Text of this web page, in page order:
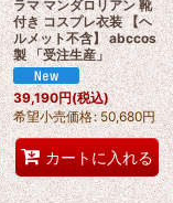
ラマ マンダロリアン 靴
付き コスプレ衣装 【ヘ
ルメット不含】 abccos
製 「受注生産」
39,190円(税込)
希望小売価格: 50,680円
カートに入れる